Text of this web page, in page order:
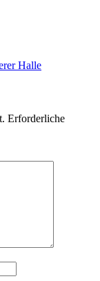
Halle
Erforderliche